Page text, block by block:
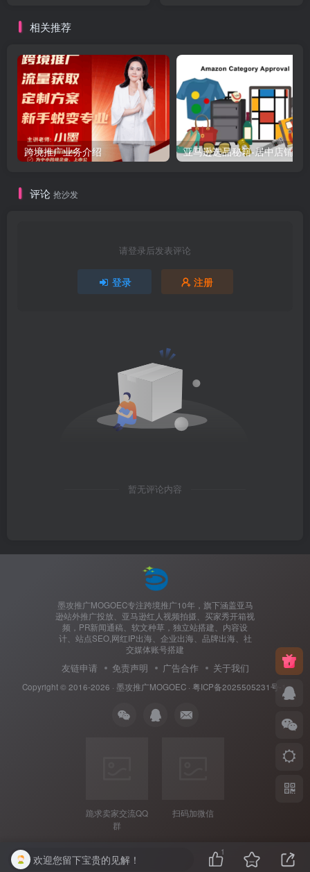
相关推荐
跨境推广业务介绍
评论 抢沙发
请登录后发表评论
登录 注册
暂无评论内容
墨攻推广MOGOEC专注跨境推广10年，旗下涵盖亚马
逊站外推广投放、亚马逊红人视频拍摄、买家秀开箱视
频，PR新闻通稿、软文种草，独立站搭建、内容设
计、站点SEO,网红IP出海、企业出海、品牌出海、社
交媒体账号搭建
友链申请 免责声明 广告合作 关于我们
Copyright © 2016-2026 · 墨攻推广MOGOEC· 粤ICP备2025505231号-1.
跪求卖家交流QQ
群
扫码加微信
欢迎您留下宝贵的见解！
1